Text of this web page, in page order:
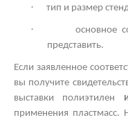
· тип и размер
·
основное
представить.
Если заявленное
вы получите
выставки полиэтилен
применения пластмасс.